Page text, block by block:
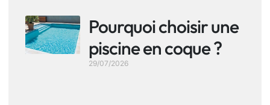
Pourquoi choisir une
piscine en coque ?
29/07/2026